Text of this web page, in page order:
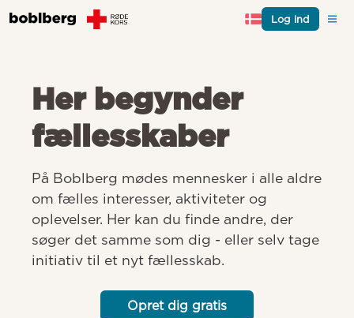
Log ind
Her begynder
fællesskaber
På Boblberg mødes mennesker i alle aldre
om fælles interesser, aktiviteter og
oplevelser. Her kan du finde andre, der
søger det samme som dig - eller selv tage
initiativ til et nyt fællesskab.
Opret dig gratis